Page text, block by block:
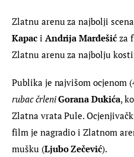
Zlatnu arenu za najbolji
Kapac i Andrija Mardešić za
Zlatnu arenu za najbolju
Publika je najvišom ocjenom
rubac črleniGorana Dukića,
Zlatna vrata Pule.
film je nagradio i Zlatnom
mušku (Ljubo Zečević).